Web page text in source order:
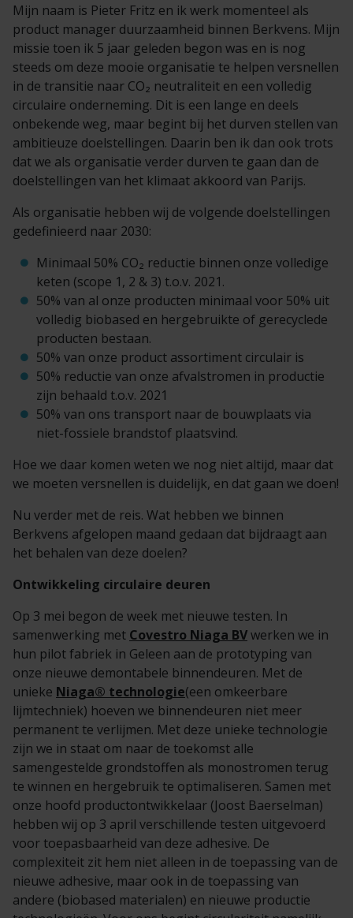
Mijn naam is Pieter Fritz en ik werk momenteel als
product manager duurzaamheid binnen Berkvens. Mijn
missie toen ik 5 jaar geleden begon was en is nog
steeds om deze mooie organisatie te helpen versnellen
in de transitie naar CO₂ neutraliteit en een volledig
circulaire onderneming. Dit is een lange en deels
onbekende weg, maar begint bij het durven stellen van
ambitieuze doelstellingen. Daarin ben ik dan ook trots
dat we als organisatie verder durven te gaan dan de
doelstellingen van het klimaat akkoord van Parijs.
Als organisatie hebben wij de volgende doelstellingen
gedefinieerd naar 2030:
Minimaal 50% CO₂ reductie binnen onze volledige
keten (scope 1, 2 & 3) t.o.v. 2021.
50% van al onze producten minimaal voor 50% uit
volledig biobased en hergebruikte of gerecyclede
producten bestaan.
50% van onze product assortiment circulair is
50% reductie van onze afvalstromen in productie
zijn behaald t.o.v. 2021
50% van ons transport naar de bouwplaats via
niet-fossiele brandstof plaatsvind.
Hoe we daar komen weten we nog niet altijd, maar dat
we moeten versnellen is duidelijk, en dat gaan we doen!
Nu verder met de reis. Wat hebben we binnen
Berkvens afgelopen maand gedaan dat bijdraagt aan
het behalen van deze doelen?
Ontwikkeling circulaire deuren
Op 3 mei begon de week met nieuwe testen. In
samenwerking met Covestro Niaga BVwerken we in
hun pilot fabriek in Geleen aan de prototyping van
onze nieuwe demontabele binnendeuren. Met de
unieke Niaga® technologie(een omkeerbare
lijmtechniek) hoeven we binnendeuren niet meer
permanent te verlijmen. Met deze unieke technologie
zijn we in staat om naar de toekomst alle
samengestelde grondstoffen als monostromen terug
te winnen en hergebruik te optimaliseren. Samen met
onze hoofd productontwikkelaar (Joost Baerselman)
hebben wij op 3 april verschillende testen uitgevoerd
voor toepasbaarheid van deze adhesive. De
complexiteit zit hem niet alleen in de toepassing van de
nieuwe adhesive, maar ook in de toepassing van
andere (biobased materialen) en nieuwe productie